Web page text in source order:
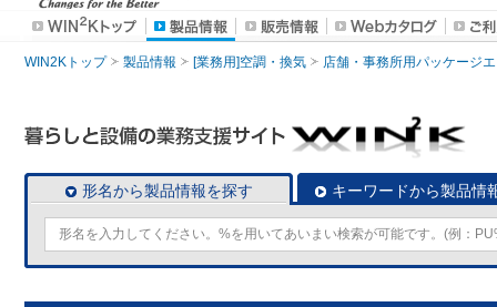
WIN2Kトップ 製品情報 [業務用]空調・換気 店舗・事務所用パッケージ
形名から製品情報を探す キーワードから製品情